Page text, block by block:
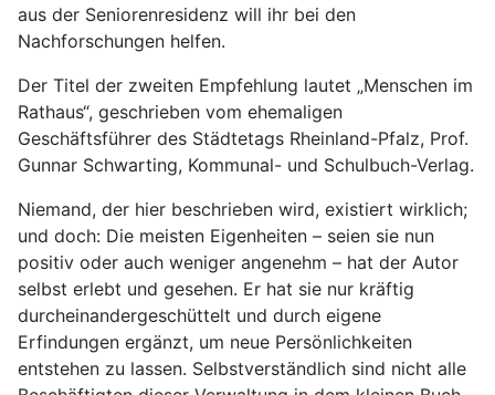
aus der Seniorenresidenz will ihr bei den
Nachforschungen helfen.
Der Titel der zweiten Empfehlung lautet „Menschen im
Rathaus“, geschrieben vom ehemaligen
Geschäftsführer des Städtetags Rheinland-Pfalz, Prof.
Gunnar Schwarting, Kommunal- und Schulbuch-Verlag.
Niemand, der hier beschrieben wird, existiert wirklich;
und doch: Die meisten Eigenheiten – seien sie nun
positiv oder auch weniger angenehm – hat der Autor
selbst erlebt und gesehen. Er hat sie nur kräftig
durcheinandergeschüttelt und durch eigene
Erfindungen ergänzt, um neue Persönlichkeiten
entstehen zu lassen. Selbstverständlich sind nicht alle